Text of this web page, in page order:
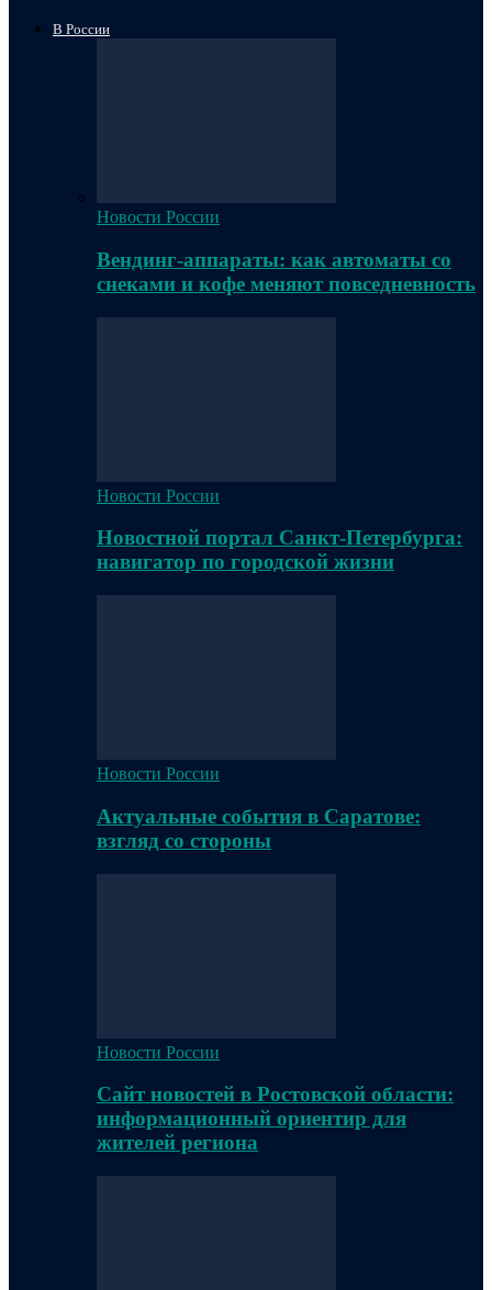
В России
Новости России
Вендинг-аппараты: как автоматы со
снеками и кофе меняют повседневность
Новости России
Новостной портал Санкт-Петербурга:
навигатор по городской жизни
Новости России
Актуальные события в Саратове:
взгляд со стороны
Новости России
Сайт новостей в Ростовской области:
информационный ориентир для
жителей региона